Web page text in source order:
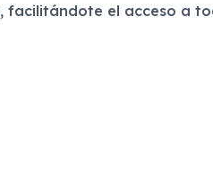
, facilitándote el acceso a